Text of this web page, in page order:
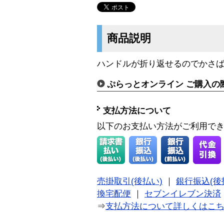
商品説明
ハンドルが折り返せるのでかさ
ぷらっとオンライン ご購入の
支払方法について
以下のお支払い方法がご利用で
売掛取引(後払い)
銀行振込(後
換宅配便
セブンイレブン決済
⇒支払方法について詳しくはこ